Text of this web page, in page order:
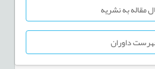
مقاله به نشریه
داوران